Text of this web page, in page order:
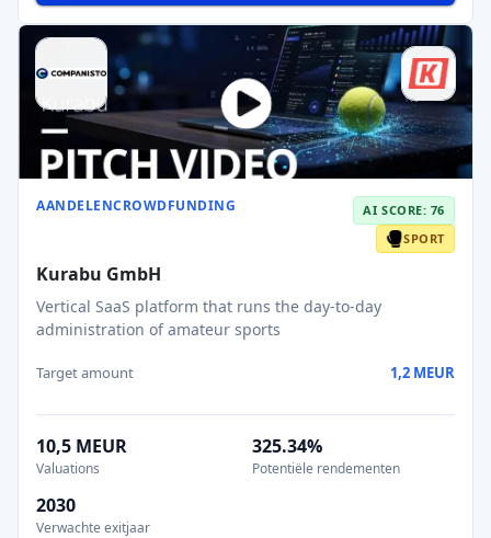
AANDELENCROWDFUNDING
AI SCORE: 76
SPORT
Kurabu GmbH
Vertical SaaS platform that runs the day-to-day
administration of amateur sports
Target amount 1,2 MEUR
10,5 MEUR
Valuations
325.34%
Potentiële rendementen
2030
Verwachte exitjaar